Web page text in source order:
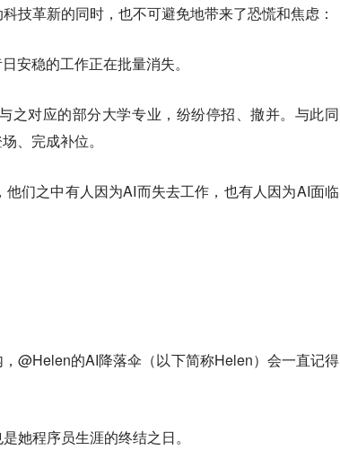
技革新的同时，也不可避免地带来了恐慌和焦虑：
安稳的工作正在批量消失。
之对应的部分大学专业，纷纷停招、撤并。与此同
、完成补位。
们之中有人因为AI而失去工作，也有人因为AI面临
@Helen的AI降落伞（以下简称Helen）会一直记得
她程序员生涯的终结之日。